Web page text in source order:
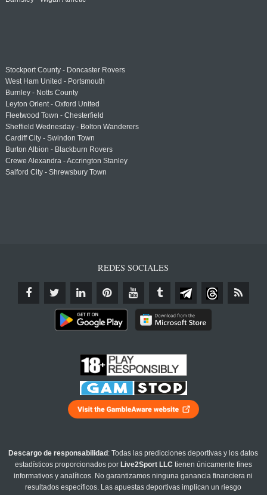
Stockport County - Doncaster Rovers
West Ham United - Portsmouth
Burnley - Notts County
Leyton Orient - Oxford United
Fleetwood Town - Chesterfield
Sheffield Wednesday - Bolton Wanderers
Cardiff City - Swindon Town
Burton Albion - Blackburn Rovers
Crewe Alexandra - Accrington Stanley
Salford City - Shrewsbury Town
REDES SOCIALES
Descargo de responsabilidad : Todas las predicciones deportivas y los datos
estadísticos proporcionados por Live2Sport LLC tienen únicamente fines
informativos y analíticos. No garantizamos ninguna ganancia financiera ni
resultados específicos. Las apuestas deportivas implican un riesgo